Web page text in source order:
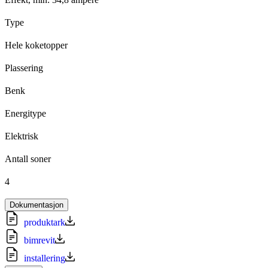
Type
Hele koketopper
Plassering
Benk
Energitype
Elektrisk
Antall soner
4
Dokumentasjon
produktark
bimrevit
installering